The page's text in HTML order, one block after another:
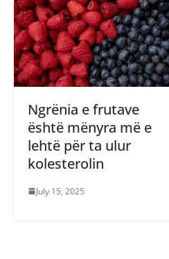
Ngrënia e frutave
është mënyra më e
lehtë për ta ulur
kolesterolin
July 15, 2025